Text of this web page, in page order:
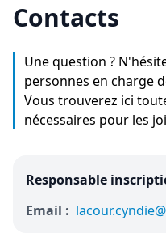
Contacts
Une question ?
personnes en charge
Vous trouverez ici
nécessaires pour les
Responsable
Email :